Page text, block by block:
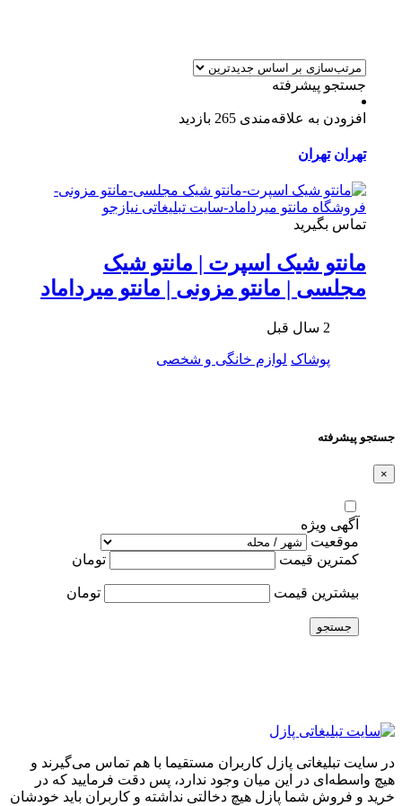
جستجو پیشرفته
افزودن به علاقه‌مندی 265 بازدید
تهران تهران
تماس بگیرید
مانتو شیک اسپرت | مانتو شیک
مجلسی | مانتو مزونی | مانتو میرداماد
2 سال قبل
پوشاک لوازم خانگی و شخصی
جستجو پیشرفته
×
آگهی ویژه
موقعیت
کمترین قیمت
تومان
بیشترین قیمت تومان
جستجو
در سایت تبلیغاتی پازل کاربران مستقیما با هم تماس می‌گیرند و
هیچ واسطه‌ای در این میان وجود ندارد، پس دقت فرمایید که در
خرید و فروشِ شما پازل هیچ دخالتی نداشته و کاربران باید خودشان